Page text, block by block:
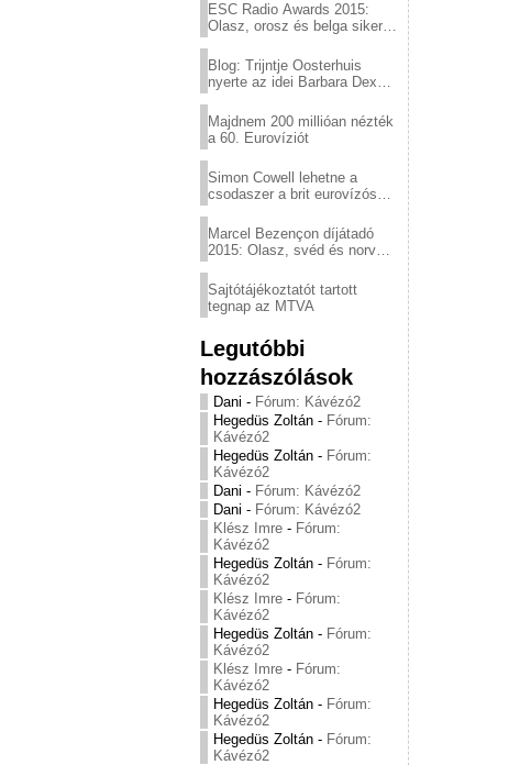
ESC Radio Awards 2015:
Olasz, orosz és belga siker,
Blog: Trijntje Oosterhuis
nyerte az idei Barbara Dex
Majdnem 200 millióan nézték
a 60. Eurovíziót
Simon Cowell lehetne a
csodaszer a brit eurovízós
Marcel Bezençon díjátadó
2015: Olasz, svéd és norvég
Sajtótájékoztatót tartott
tegnap az MTVA
Legutóbbi
hozzászólások
Dani - Fórum: Kávézó2
Hegedüs Zoltán - Fórum:
Kávézó2
Hegedüs Zoltán - Fórum:
Kávézó2
Dani - Fórum: Kávézó2
Dani - Fórum: Kávézó2
Klész Imre - Fórum:
Kávézó2
Hegedüs Zoltán - Fórum:
Kávézó2
Klész Imre - Fórum:
Kávézó2
Hegedüs Zoltán - Fórum:
Kávézó2
Klész Imre - Fórum:
Kávézó2
Hegedüs Zoltán - Fórum:
Kávézó2
Hegedüs Zoltán - Fórum:
Kávézó2